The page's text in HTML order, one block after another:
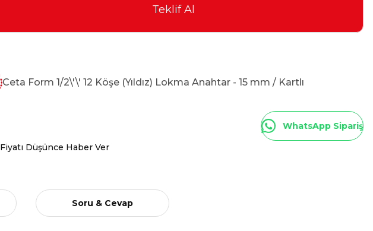
Teklif Al
Ceta Form 1/2\'\' 12 Köşe (Yıldız) Lokma Anahtar - 15 mm / Kartlı
WhatsApp Sipariş
Fiyatı Düşünce Haber Ver
Soru & Cevap